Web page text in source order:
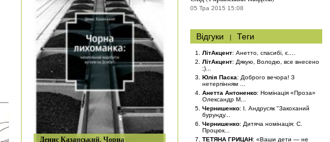
Денис Казанський. Чорна
05 Тра 2015 15:08
Відгуки | Теги
ЛітАкцент: Анетто, спасибі, є....
ЛітАкцент: Дякую, Володю, все внесено
;)...
Юлія Паска: Доброго вечора! З
нетерпінням ...
Анетта Антоненко: Номінація «Проза»
Олександр М...
Чернишенко: І. Андрусяк "Закоханий
бурунду...
Чернишенко: Дитяча номінація: С.
Процюк...
ТЕТЯНА ГРИЦАН: «Ваши дети — не